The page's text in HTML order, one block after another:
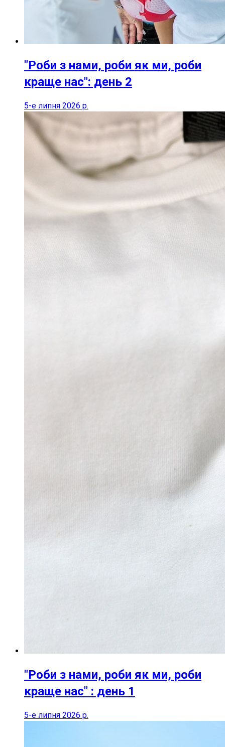
"Роби з нами, роби як ми, роби
краще нас": день 2
5-е липня 2026 р.
"Роби з нами, роби як ми, роби
краще нас" : день 1
5-е липня 2026 р.